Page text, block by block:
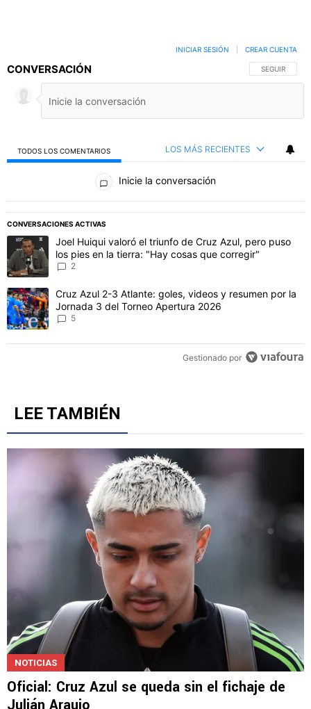
CONVERSACIÓN SIGA ESTA
SEGUIR
INICIAR SESIÓN CREAR CUENTA
TODOS LOS COMENTARIOS LOS MÁS RECIENTES
Todos los comentarios
Inicie la conversación
CONVERSACIONES ACTIVAS
Este listado muestra los artículos con más comentarios en los
Un artículo de tendencia con el título "Joel Huiqui valoró el triunfo
Joel Huiqui valoró el triunfo de Cruz Azul, pero puso
los pies en la tierra: "Hay cosas que corregir"
Un artículo de tendencia con el título "Cruz Azul 2-3 Atlante:
Cruz Azul 2-3 Atlante: goles, videos y resumen por la
LEE TAMBIÉN